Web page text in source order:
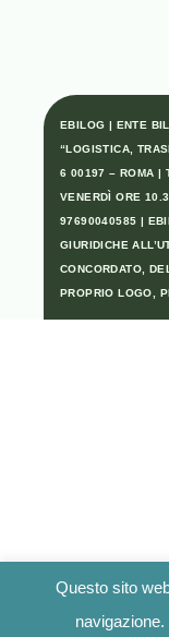
EBILOG | ENTE
“LOGISTICA,
6 00197 – ROMA |
VENERDÌ ORE
97690040585 |
GIURIDICHE
CONCORDATO,
PROPRIO LOGO,
Questo sito
navigazione.